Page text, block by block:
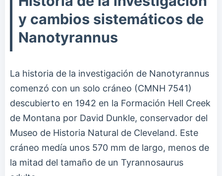
y cambios sistemáticos de
Nanotyrannus
La historia de la investigación de Nanotyrannus
comenzó con un solo cráneo (CMNH 7541)
descubierto en 1942 en la Formación Hell Creek
de Montana por David Dunkle, conservador del
Museo de Historia Natural de Cleveland. Este
cráneo medía unos 570 mm de largo, menos de
la mitad del tamaño de un Tyrannosaurus